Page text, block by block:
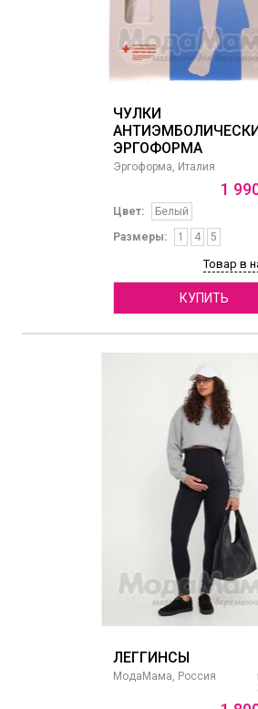
ЧУЛКИ
ЭРГОФОРМА
Эргоформа, Италия
1
Цвет:
Белый
Размеры:
1 4 5
Товар в
КУПИТЬ
ЛЕГГИНСЫ
МодаМама, Россия